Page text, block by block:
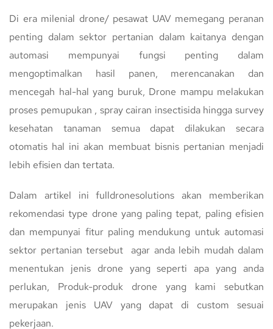
Di era milenial drone/ pesawat UAV memegang peranan
penting dalam sektor pertanian dalam kaitanya dengan
automasi mempunyai fungsi penting dalam
mengoptimalkan hasil panen, merencanakan dan
mencegah hal-hal yang buruk, Drone mampu melakukan
proses pemupukan , spray cairan insectisida hingga survey
kesehatan tanaman semua dapat dilakukan secara
otomatis hal ini akan membuat bisnis pertanian menjadi
lebih efisien dan tertata.
Dalam artikel ini fulldronesolutions akan memberikan
rekomendasi type drone yang paling tepat, paling efisien
dan mempunyai fitur paling mendukung untuk automasi
sektor pertanian tersebut agar anda lebih mudah dalam
menentukan jenis drone yang seperti apa yang anda
perlukan, Produk-produk drone yang kami sebutkan
merupakan jenis UAV yang dapat di custom sesuai
pekerjaan.